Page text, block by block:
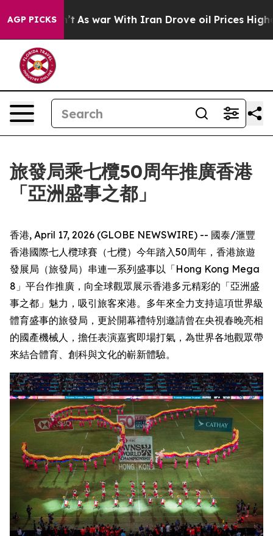
AGP PICKS
As war With Iran Drove oil Prices Higher,
旅發局乘七欖50周年推廣香港
「亞洲盛事之都」
香港, April 17, 2026 (GLOBE NEWSWIRE) -- 國泰/滙豐
香港國際七人欖球賽（七欖）今年踏入50周年，香港旅遊
發展局（旅發局）串連一系列盛事以「Hong Kong Mega
8」平台作推廣，向全球觀眾展示香港多元精彩的「亞洲盛
事之都」魅力，吸引旅客來港。多年來全力支持這項世界級
體育盛事的旅發局，更於開幕禮特別邀請曾在央視春晚亮相
的國產機械人，擔任表演嘉賓即場打氣，為世界各地觀眾帶
來結合體育、創科與文化的嶄新體驗。